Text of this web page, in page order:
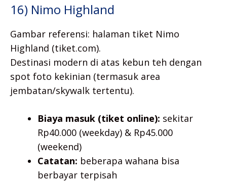
16) Nimo Highland
Gambar referensi: halaman tiket Nimo
Highland (tiket.com).
Destinasi modern di atas kebun teh dengan
spot foto kekinian (termasuk area
jembatan/skywalk tertentu).
Biaya masuk (tiket online): sekitar
Rp40.000 (weekday) & Rp45.000
(weekend)
Catatan: beberapa wahana bisa
berbayar terpisah